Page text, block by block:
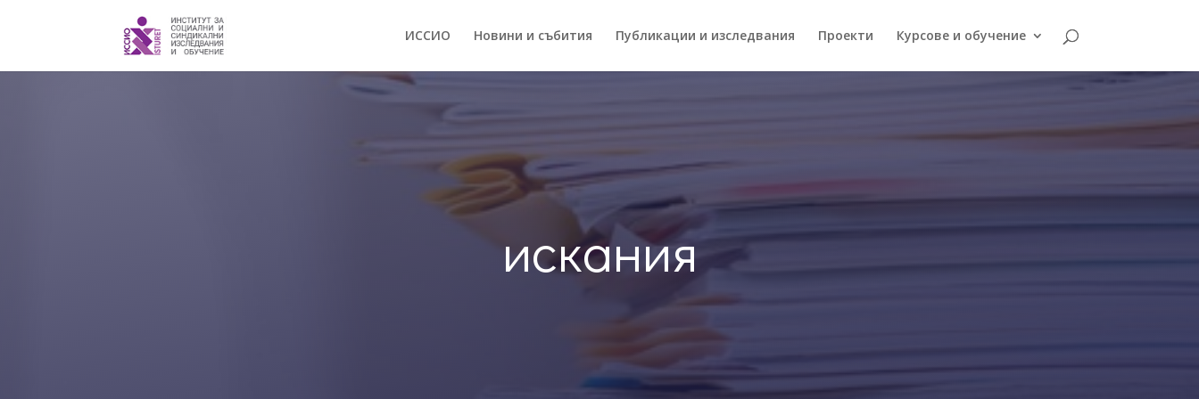
ИССИO Новини и събития Публикации и изследвания Проекти Курсове и обучение
искания